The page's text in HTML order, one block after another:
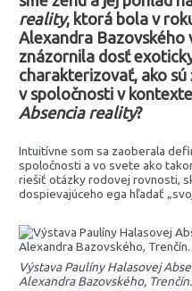
reality, ktorá bola v
Alexandra Bazovského
znázornila dosť
charakterizovať, ako sú
v spoločnosti v
Absencia reality?
Intuitívne som sa zaoberala
spoločnosti a vo svete ako
riešiť otázky rodovej rovnosti,
dospievajúceho ega hľadať
Výstava Paulíny Halasovej
Alexandra Bazovského,